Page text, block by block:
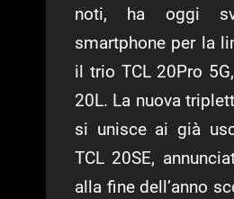
noti, ha oggi
smartphone per la
il trio TCL 20Pro
20L. La nuova
si unisce ai già
TCL 20SE,
alla fine dell’anno